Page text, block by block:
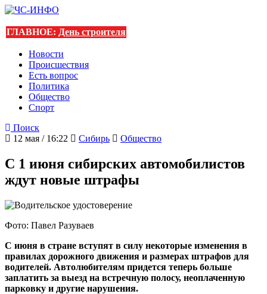
ГЛАВНОЕ: День строителя
Новости
Происшествия
Есть вопрос
Политика
Общество
Спорт
Поиск
12 мая / 16:22
Сибирь Общество
С 1 июня сибирских автомобилистов
ждут новые штрафы
Фото: Павел Разуваев
С июня в стране вступят в силу некоторые изменения в
правилах дорожного движения и размерах штрафов для
водителей. Автолюбителям придется теперь больше
заплатить за выезд на встречную полосу, неоплаченную
парковку и другие нарушения.